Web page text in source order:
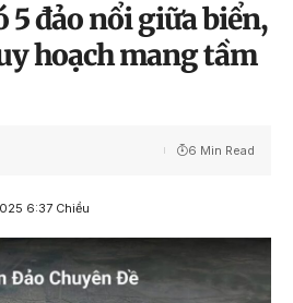
5 đảo nổi giữa biển,
hoạch mang tầm
6:37 Chiều
6 Min Read